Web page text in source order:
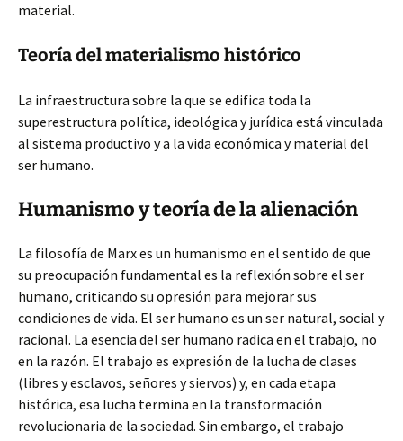
material.
Teoría del materialismo histórico
La infraestructura sobre la que se edifica toda la
superestructura política, ideológica y jurídica está vinculada
al sistema productivo y a la vida económica y material del
ser humano.
Humanismo y teoría de la alienación
La filosofía de Marx es un humanismo en el sentido de que
su preocupación fundamental es la reflexión sobre el ser
humano, criticando su opresión para mejorar sus
condiciones de vida. El ser humano es un ser natural, social y
racional. La esencia del ser humano radica en el trabajo, no
en la razón. El trabajo es expresión de la lucha de clases
(libres y esclavos, señores y siervos) y, en cada etapa
histórica, esa lucha termina en la transformación
revolucionaria de la sociedad. Sin embargo, el trabajo